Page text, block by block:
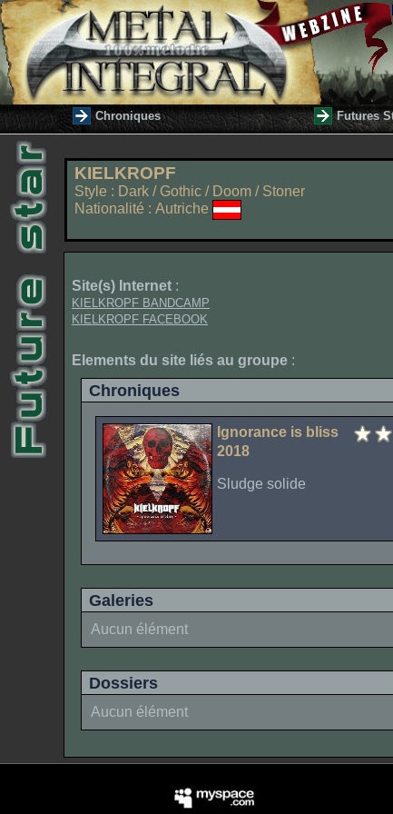
Chroniques Futures
KIELKROPF
Style : Dark / Gothic / Doom / Stoner
Nationalité : Autriche
Site(s) Internet :
KIELKROPF BANDCAMP
KIELKROPF FACEBOOK
Elements du site liés au groupe :
Chroniques
Ignorance is bliss
2018
Sludge solide
Galeries
Aucun élément
Dossiers
Aucun élément